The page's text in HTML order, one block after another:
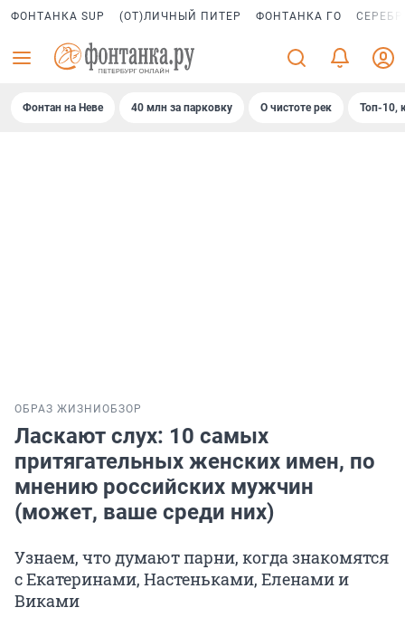
ФОНТАНКА SUP (ОТ)ЛИЧНЫЙ ПИТЕР ФОНТАНКА ГО
Фонтан на Неве 40 млн за парковку О чистоте рек Топ-10,
ОБРАЗ ЖИЗНИ ОБЗОР
Ласкают слух: 10 самых
притягательных женских имен, по
мнению российских мужчин
(может, ваше среди них)
Узнаем, что думают парни, когда знакомятся
с Екатеринами, Настеньками, Еленами и
Виками